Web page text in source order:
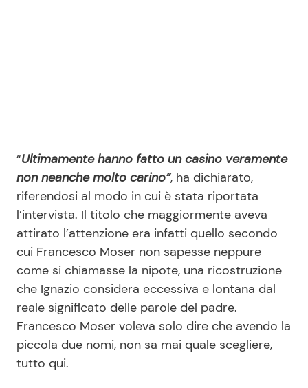
“Ultimamente hanno fatto un casino veramente
non neanche molto carino”, ha dichiarato,
riferendosi al modo in cui è stata riportata
l’intervista. Il titolo che maggiormente aveva
attirato l’attenzione era infatti quello secondo
cui Francesco Moser non sapesse neppure
come si chiamasse la nipote, una ricostruzione
che Ignazio considera eccessiva e lontana dal
reale significato delle parole del padre.
Francesco Moser voleva solo dire che avendo la
piccola due nomi, non sa mai quale scegliere,
tutto qui.